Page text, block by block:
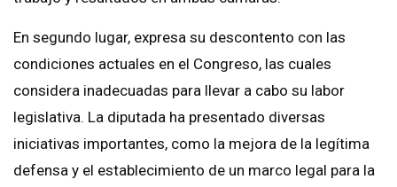
En segundo lugar, expresa su descontento con las
condiciones actuales en el Congreso, las cuales
considera inadecuadas para llevar a cabo su labor
legislativa. La diputada ha presentado diversas
iniciativas importantes, como la mejora de la legítima
defensa y el establecimiento de un marco legal para la